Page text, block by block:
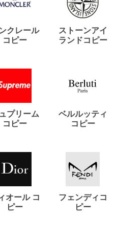
クレール
コピー
ストーンアイ
ランドコピー
プリーム
コピー
ベルルッティ
コピー
オール コ
ピー
フェンディコ
ピー